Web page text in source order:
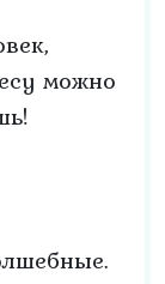
можно